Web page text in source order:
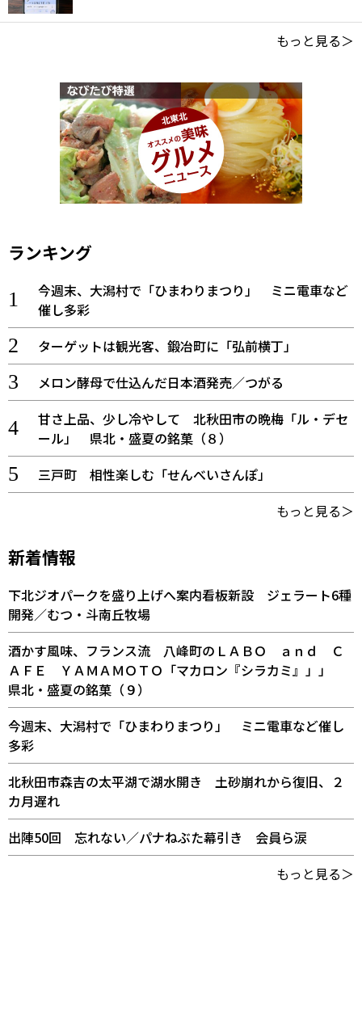
もっと見る＞
ランキング
今週末、大潟村で「ひまわりまつり」 ミニ電車など
催し多彩
ターゲットは観光客、鍛冶町に「弘前横丁」
メロン酵母で仕込んだ日本酒発売／つがる
甘さ上品、少し冷やして 北秋田市の晩梅「ル・デセ
ール」 県北・盛夏の銘菓（８）
三戸町 相性楽しむ「せんべいさんぽ」
もっと見る＞
新着情報
下北ジオパークを盛り上げへ案内看板新設 ジェラート6種
開発／むつ・斗南丘牧場
酒かす風味、フランス流 八峰町のＬＡＢＯ ａｎｄ Ｃ
ＡＦＥ ＹＡＭＡＭＯＴＯ「マカロン『シラカミ』」」
県北・盛夏の銘菓（９）
今週末、大潟村で「ひまわりまつり」 ミニ電車など催し
多彩
北秋田市森吉の太平湖で湖水開き 土砂崩れから復旧、２
カ月遅れ
出陣50回 忘れない／パナねぶた幕引き 会員ら涙
もっと見る＞